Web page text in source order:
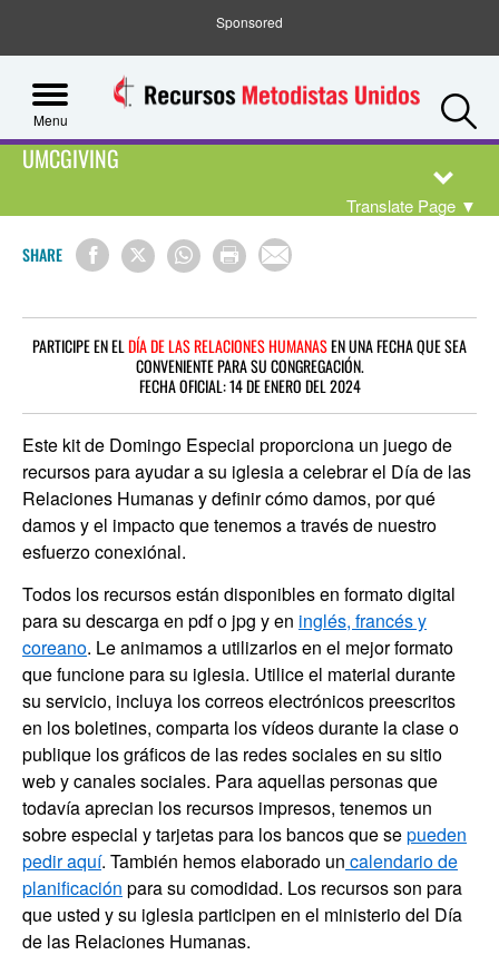
Sponsored
Menu
UMCGIVING
Translate Page ▼
SHARE
PARTICIPE EN ELDÍA DE LAS RELACIONES HUMANASEN UNA FECHA QUE SEA
CONVENIENTE PARA SU CONGREGACIÓN.
FECHA OFICIAL: 14 DE ENERO DEL 2024
Este kit de Domingo Especial proporciona un juego de
recursos para ayudar a su iglesia a celebrar el Día de las
Relaciones Humanas y definir cómo damos, por qué
damos y el impacto que tenemos a través de nuestro
esfuerzo conexiónal.
Todos los recursos están disponibles en formato digital
para su descarga en pdf o jpg y en inglés, francés y
coreano. Le animamos a utilizarlos en el mejor formato
que funcione para su iglesia. Utilice el material durante
su servicio, incluya los correos electrónicos preescritos
en los boletines, comparta los vídeos durante la clase o
publique los gráficos de las redes sociales en su sitio
web y canales sociales. Para aquellas personas que
todavía aprecian los recursos impresos, tenemos un
sobre especial y tarjetas para los bancos que sepueden
pedir aquí. También hemos elaborado un calendario de
planificación para su comodidad. Los recursos son para
que usted y su iglesia participen en el ministerio del Día
de las Relaciones Humanas.